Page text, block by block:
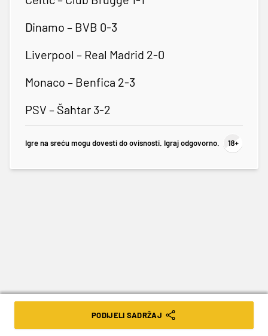
Dinamo – BVB 0-3
Liverpool – Real Madrid 2-0
Monaco – Benfica 2-3
PSV – Šahtar 3-2
Igre na sreću mogu dovesti do ovisnosti. Igraj odgovorno.
PODIJELI SADRŽAJ